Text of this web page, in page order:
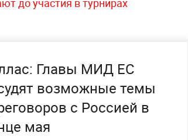
до участия в турнирах
Главы МИД ЕС
возможные темы
с Россией в
мая